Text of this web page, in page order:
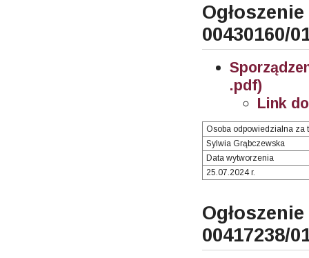
00430160/
.pdf)
Link
Osoba odpowiedzialna za
Sylwia Grąbczewska
Data wytworzenia
25.07.2024 r.
00417238/